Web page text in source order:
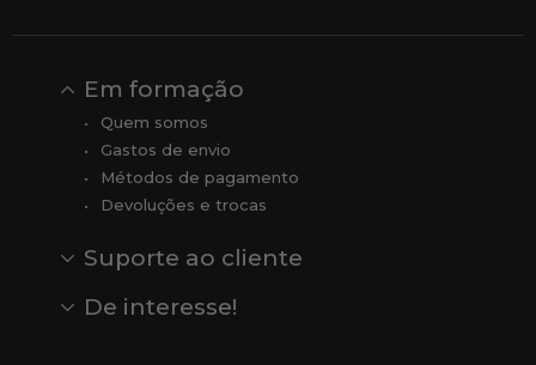
Em formação
Quem somos
Gastos de envio
Métodos de pagamento
Devoluções e trocas
Suporte ao cliente
Comentários
Comentários do Google
De interesse!